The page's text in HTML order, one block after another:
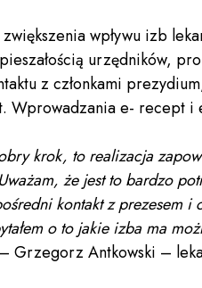
wpływu izb
urzędników,
z członkami
Wprowadzania e- recept i
krok, to realizacja
że jest to bardzo
kontakt z prezesem
o to jakie izba ma
Grzegorz Antkowski –